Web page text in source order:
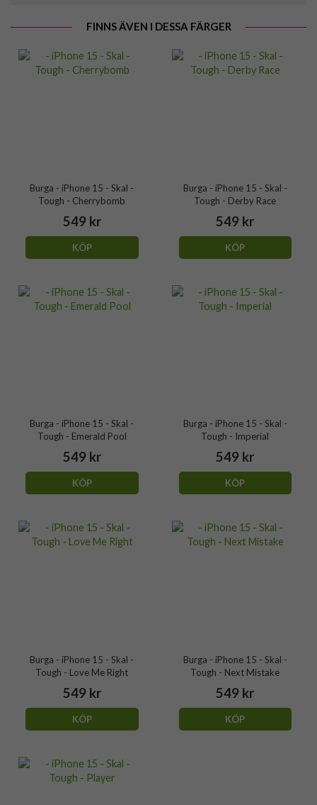
FINNS ÄVEN I DESSA FÄRGER
Burga - iPhone 15 - Skal -
Tough - Cherrybomb
549 kr
KÖP
Burga - iPhone 15 - Skal -
Tough - Derby Race
549 kr
KÖP
Burga - iPhone 15 - Skal -
Tough - Emerald Pool
549 kr
KÖP
Burga - iPhone 15 - Skal -
Tough - Imperial
549 kr
KÖP
Burga - iPhone 15 - Skal -
Tough - Love Me Right
549 kr
KÖP
Burga - iPhone 15 - Skal -
Tough - Next Mistake
549 kr
KÖP